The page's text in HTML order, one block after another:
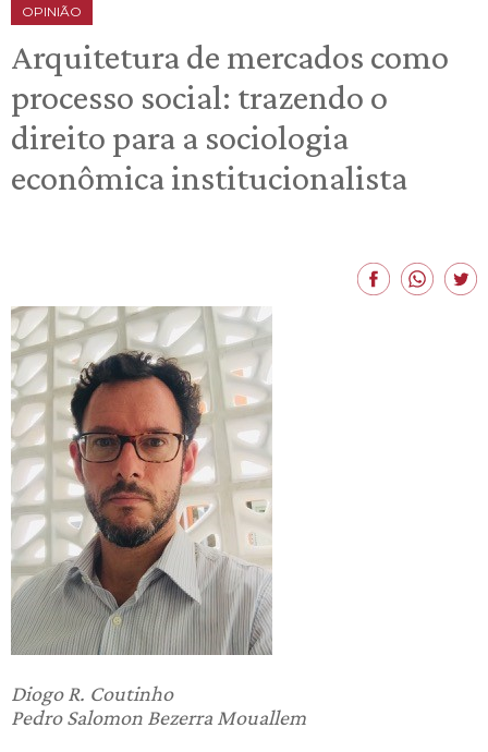
OPINIÃO
Arquitetura de mercados como
processo social: trazendo o
direito para a sociologia
econômica institucionalista
Diogo R. Coutinho
Pedro Salomon Bezerra Mouallem